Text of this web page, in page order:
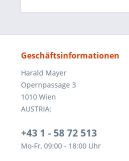
Geschäftsinformationen
Harald Mayer
Opernpassage 3
1010 Wien
AUSTRIA:
+43 1 - 58 72 513
Mo-Fr, 09:00 - 18:00 Uhr